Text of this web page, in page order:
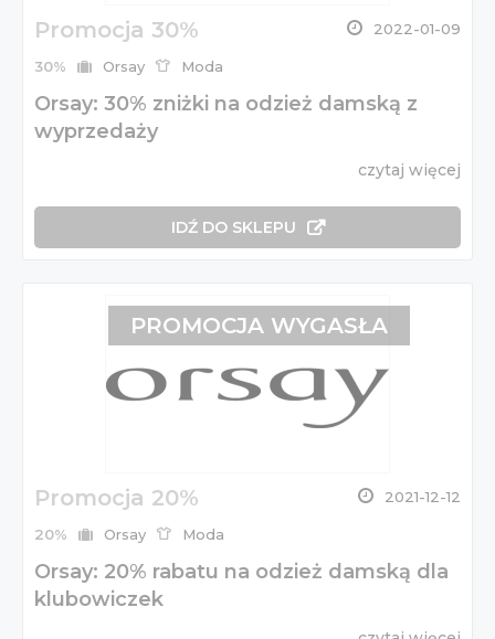
Promocja 30% 2022-01-09
30% Orsay Moda
Orsay: 30% zniżki na odzież damską z
wyprzedaży
czytaj więcej
IDŹ DO SKLEPU
Promocja 20% 2021-12-12
20% Orsay Moda
Orsay: 20% rabatu na odzież damską dla
klubowiczek
PROMOCJA WYGASŁA